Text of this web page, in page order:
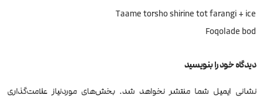
Taame torsho shirine tot farangi + ice
Foqolade bod
دیدگاه خود را بنویسید
نشانی ایمیل شما منتشر نخواهد شد. بخش‌های موردنیاز علامت‌گذاری